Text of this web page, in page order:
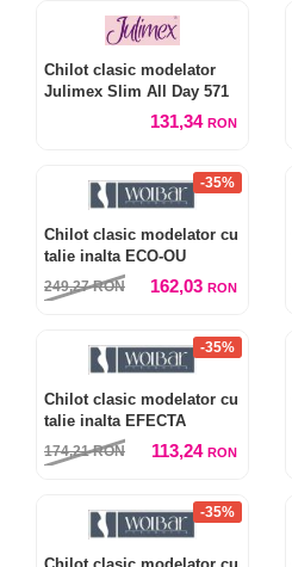
Chilot clasic modelator
Julimex Slim All Day 571
131,34 RON
-35%
Chilot clasic modelator cu
talie inalta ECO-OU
249,27RON 162,03 RON
-35%
Chilot clasic modelator cu
talie inalta EFECTA
174,21RON 113,24 RON
-35%